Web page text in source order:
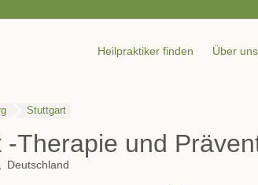
Heilpraktiker finden Über uns
Stuttgart
Therapie und
Deutschland